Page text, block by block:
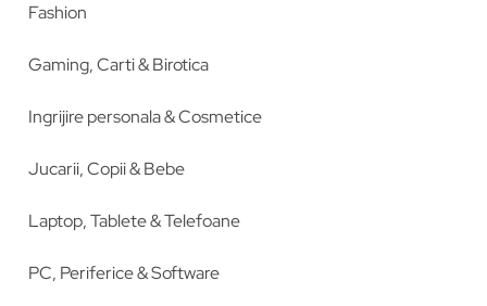
Fashion
Gaming, Carti & Birotica
Ingrijire personala & Cosmetice
Jucarii, Copii & Bebe
Laptop, Tablete & Telefoane
PC, Periferice & Software